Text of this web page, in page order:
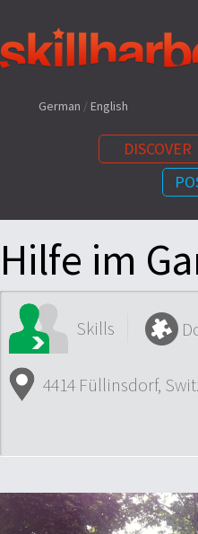
Shortcuts:
German /English
DISCOVER
Content:
Hilfe im
Skills
4414 Füllinsdorf,